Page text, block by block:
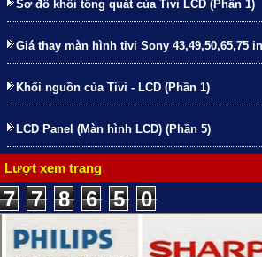
Sơ đồ khối tổng quát của Tivi LCD (Phần 1)
Giá thay màn hình tivi Sony 43,49,50,65,75
Khối nguồn của Tivi - LCD (Phần 1)
LCD Panel (Màn hình LCD) (Phần 5)
Lượt xem trang
7 7 8 6 5 0